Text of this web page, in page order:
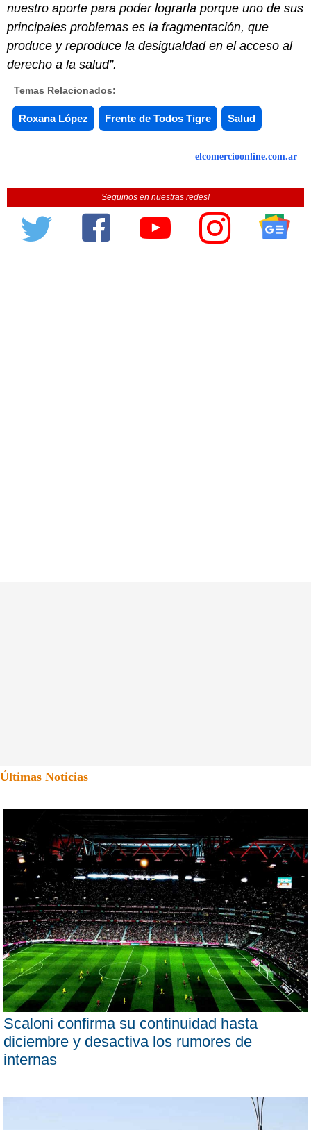
nuestro aporte para poder lograrla porque uno de sus
principales problemas es la fragmentación, que
produce y reproduce la desigualdad en el acceso al
derecho a la salud”.
Temas Relacionados:
Roxana López Frente de Todos Tigre Salud
elcomercioonline.com.ar
Seguinos en nuestras redes!
Últimas Noticias
Scaloni confirma su continuidad hasta
diciembre y desactiva los rumores de
internas